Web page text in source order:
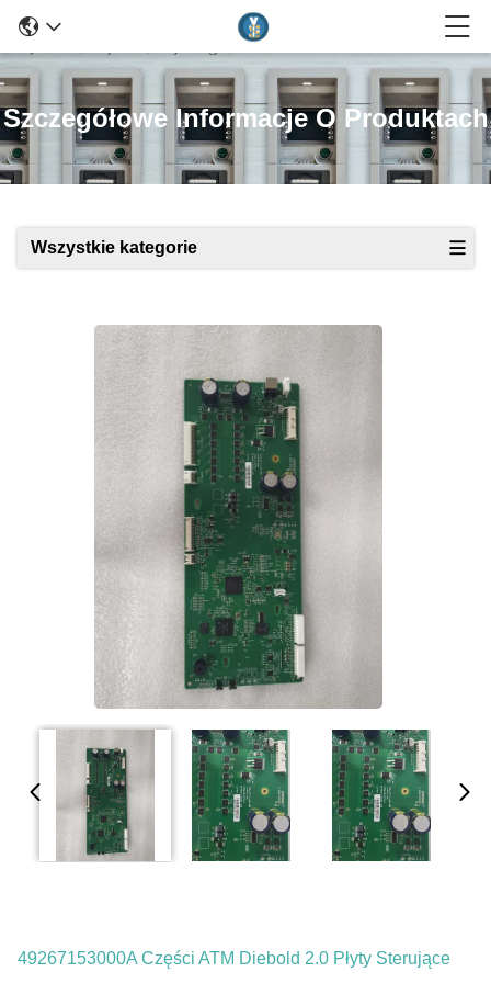
Szczegółowe Informacje O Produktach
Wszystkie kategorie
49267153000A Części ATM Diebold 2.0 Płyty Sterujące